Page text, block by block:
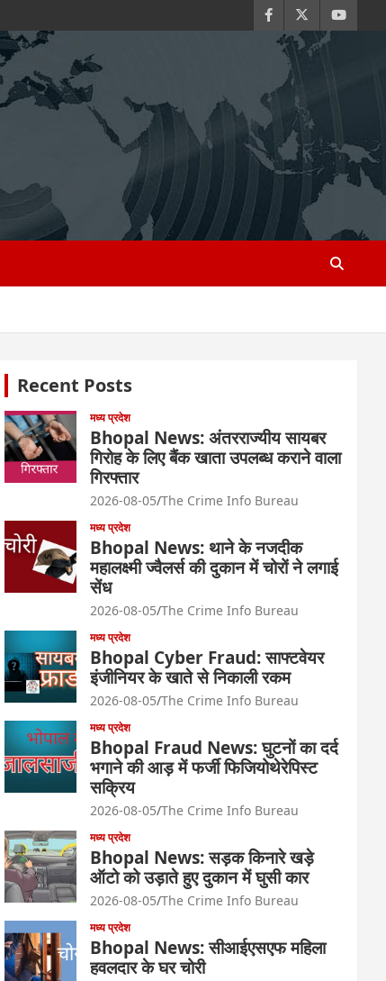
Recent Posts
मध्य प्रदेश
Bhopal News: अंतरराज्यीय सायबर
गिरोह के लिए बैंक खाता उपलब्ध कराने वाला
गिरफ्तार
2026-08-05 The Crime Info Bureau
मध्य प्रदेश
Bhopal News: थाने के नजदीक
महालक्ष्मी ज्वैलर्स की दुकान में चोरों ने लगाई
सेंध
2026-08-05 The Crime Info Bureau
मध्य प्रदेश
Bhopal Cyber Fraud: साफ्टवेयर
इंजीनियर के खाते से निकाली रकम
2026-08-05 The Crime Info Bureau
मध्य प्रदेश
Bhopal Fraud News: घुटनों का दर्द
भगाने की आड़ में फर्जी फिजियोथेरेपिस्ट
सक्रिय
2026-08-05 The Crime Info Bureau
मध्य प्रदेश
Bhopal News: सड़क किनारे खड़े
ऑटो को उड़ाते हुए दुकान में घुसी कार
2026-08-05 The Crime Info Bureau
मध्य प्रदेश
Bhopal News: सीआईएसएफ महिला
हवलदार के घर चोरी